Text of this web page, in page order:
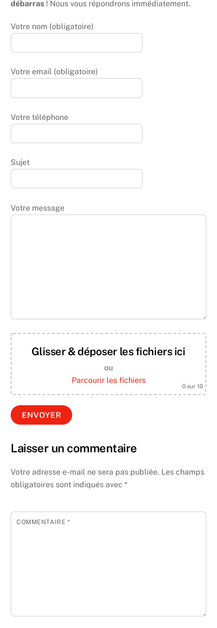
débarras ! Nous vous répondrons immédiatement.
Votre nom (obligatoire)
Votre email (obligatoire)
Votre téléphone
Sujet
Votre message
Glisser & déposer les fichiers ici
ou
Parcourir les fichiers
0sur 10
Laisser un commentaire
Votre adresse e-mail ne sera pas publiée. Les champs
obligatoires sont indiqués avec*
COMMENTAIRE *